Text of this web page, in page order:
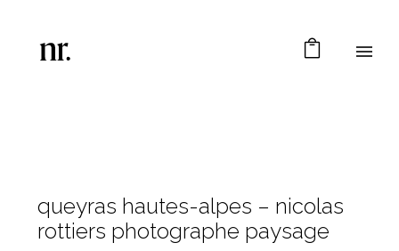
queyras hautes-alpes – nicolas
rottiers photographe paysage